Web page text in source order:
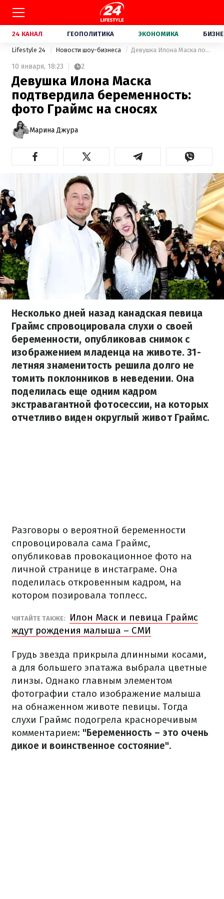
24 КАНАЛ ГЕОПОЛИТИКА ЭКОНОМИКА
Lifestyle 24 Новости шоу-бизнеса Девушка Илона Маска подтвердила беременность: фото Граймс на сносях
10 января, 18:23 2
Девушка Илона Маска
подтвердила беременность:
фото Граймс на сносях
Марина Джура
Несколько дней назад канадская певица
Граймс спровоцировала слухи о своей
беременности, опубликовав снимок с
изображением младенца на животе. 31-
летняя знаменитость решила долго не
томить поклонников в неведении. Она
поделилась еще одним кадром
экстравагантной фотосессии, на которых
отчетливо виден округлый живот Граймс.
Разговоры о вероятной беременности
спровоцировала сама Граймс,
опубликовав провокационное фото на
личной странице в инстаграме. Она
поделилась откровенным кадром, на
котором позировала топлесс.
ЧИТАЙТЕ ТАКЖЕ:
Илон Маск и певица Граймс
ждут рождения малыша – СМИ
Грудь звезда прикрыла длинными косами,
а для большего эпатажа выбрала цветные
линзы. Однако главным элементом
фотографии стало изображение малыша
на обнаженном животе певицы. Тогда
слухи Граймс подогрела красноречивым
комментарием: "Беременность – это очень
дикое и воинственное состояние".